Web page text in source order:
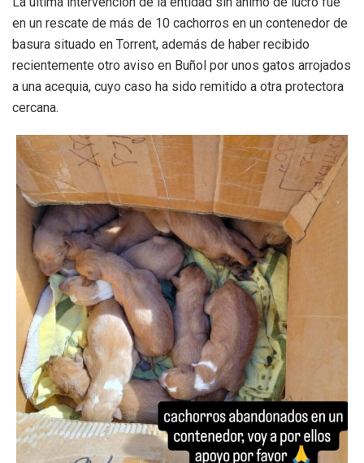
en un rescate de más de 10 cachorros en un contenedor de
basura situado en Torrent, además de haber recibido
recientemente otro aviso en Buñol por unos gatos arrojados
a una acequia, cuyo caso ha sido remitido a otra protectora
cercana.